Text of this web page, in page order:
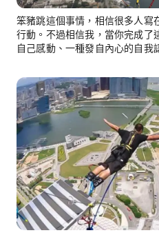
笨豬跳這個事情，相信很多人寫
行動。不過相信我，當你完成了
自己感動、一種發自內心的自我